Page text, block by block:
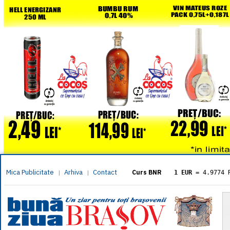
Mica Publicitate | Arhiva | Contact Curs BNR 1 EUR = 4.9774
= 5.8304
1 XAU= 464.4611
1 AED= 1.1933
1 AUD= 2.7957
1 BGN= 2.5449